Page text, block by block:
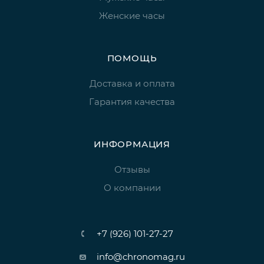
Женские часы
ПОМОЩЬ
Доставка и оплата
Гарантия качества
ИНФОРМАЦИЯ
Отзывы
О компании
+7 (926) 101-27-27
info@chronomag.ru